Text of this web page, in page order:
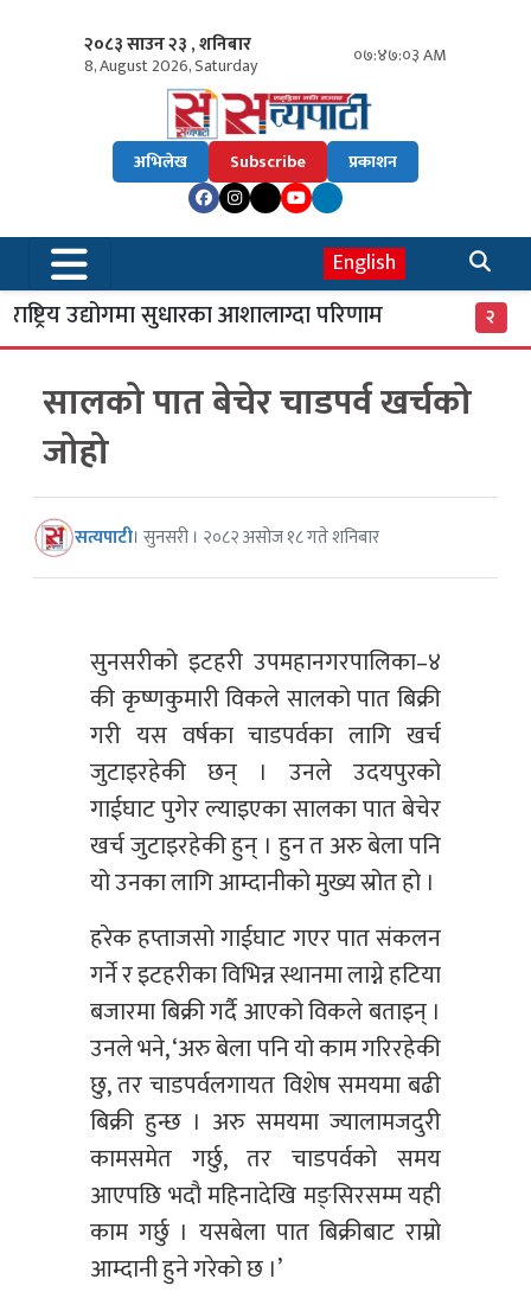
२०८३ साउन २३ , शनिबार
8, August 2026, Saturday ०७:४७:०३ AM
अभिलेख Subscribe प्रकाशन
English
उद्योगमा सुधारका आशालाग्दा परिणाम
सालको पात बेचेर चाडपर्व खर्चको
जोहो
सत्यपाटी। सुनसरी । २०८२ असोज १८ गते शनिबार
सुनसरीको इटहरी उपमहानगरपालिका–४
की कृष्णकुमारी विकले सालको पात बिक्री
गरी यस वर्षका चाडपर्वका लागि खर्च
जुटाइरहेकी छन् । उनले उदयपुरको
गाईघाट पुगेर ल्याइएका सालका पात बेचेर
खर्च जुटाइरहेकी हुन् । हुन त अरु बेला पनि
यो उनका लागि आम्दानीको मुख्य स्रोत हो ।
हरेक हप्ताजसो गाईघाट गएर पात संकलन
गर्ने र इटहरीका विभिन्न स्थानमा लाग्ने हटिया
बजारमा बिक्री गर्दै आएको विकले बताइन् ।
उनले भने, ‘अरु बेला पनि यो काम गरिरहेकी
छु, तर चाडपर्वलगायत विशेष समयमा बढी
बिक्री हुन्छ । अरु समयमा ज्यालामजदुरी
कामसमेत गर्छु, तर चाडपर्वको समय
आएपछि भदौ महिनादेखि मङ्सिरसम्म यही
काम गर्छु । यसबेला पात बिक्रीबाट राम्रो
आम्दानी हुने गरेको छ ।’